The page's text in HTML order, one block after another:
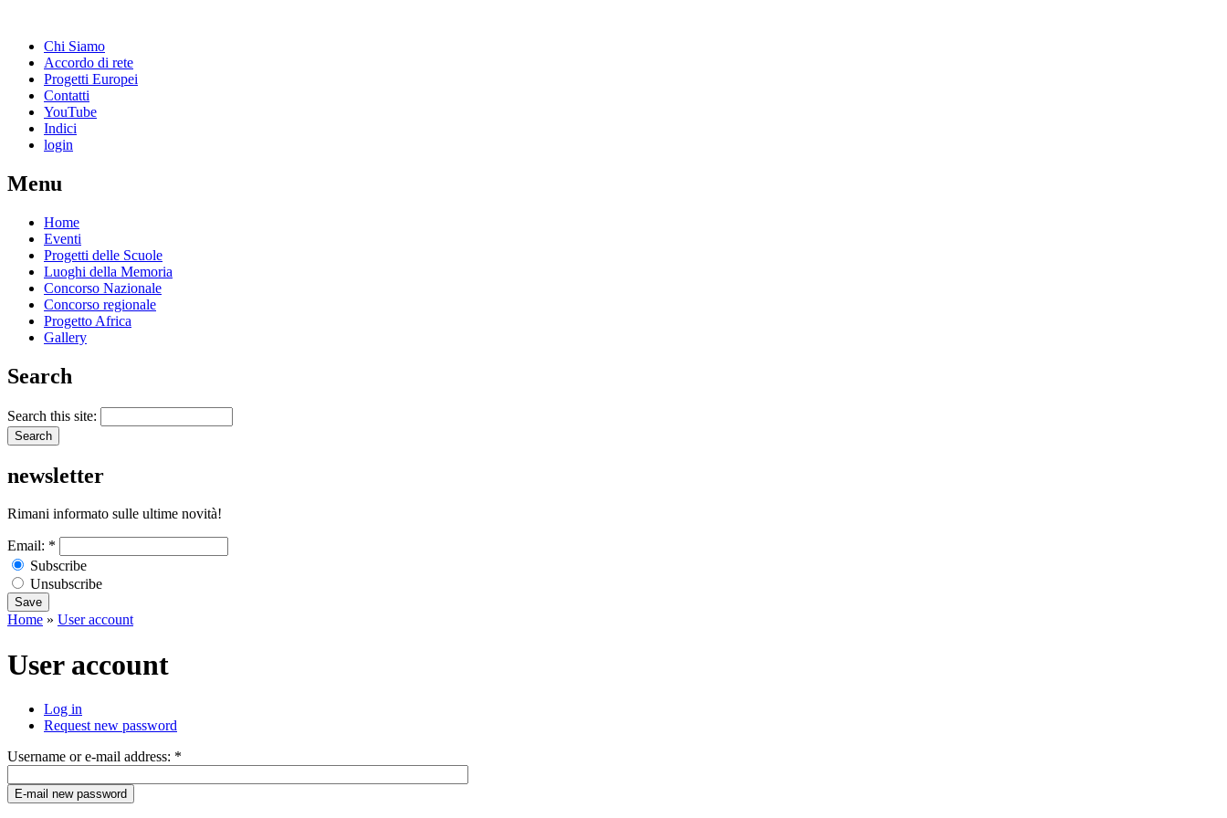
Chi Siamo
Accordo di rete
Progetti Europei
Contatti
YouTube
Indici
login
Menu
Home
Eventi
Progetti delle Scuole
Luoghi della Memoria
Concorso Nazionale
Concorso regionale
Progetto Africa
Gallery
Search
Search this site:
newsletter
Rimani informato sulle ultime novità!
Email: *
Subscribe
Unsubscribe
Home » User account
User account
Log in
Request new password
Username or e-mail address: *